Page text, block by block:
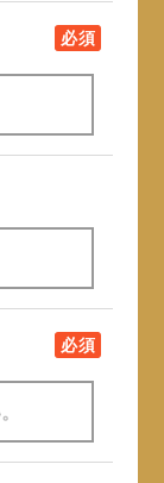
必須
必須